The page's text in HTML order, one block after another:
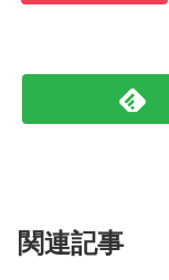
関連記事